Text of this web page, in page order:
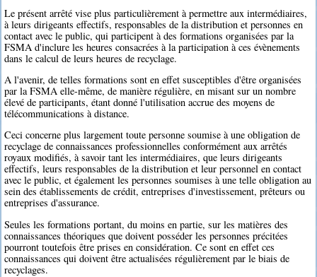
Le présent arrêté vise plus particulièrement à permettre aux intermédiaires,
à leurs dirigeants effectifs, responsables de la distribution et personnes en
contact avec le public, qui participent à des formations organisées par la
FSMA d'inclure les heures consacrées à la participation à ces évènements
dans le calcul de leurs heures de recyclage.
A l'avenir, de telles formations sont en effet susceptibles d'être organisées
par la FSMA elle-même, de manière régulière, en misant sur un nombre
élevé de participants, étant donné l'utilisation accrue des moyens de
télécommunications à distance.
Ceci concerne plus largement toute personne soumise à une obligation de
recyclage de connaissances professionnelles conformément aux arrêtés
royaux modifiés, à savoir tant les intermédiaires, que leurs dirigeants
effectifs, leurs responsables de la distribution et leur personnel en contact
avec le public, et également les personnes soumises à une telle obligation au
sein des établissements de crédit, entreprises d'investissement, prêteurs ou
entreprises d'assurance.
Seules les formations portant, du moins en partie, sur les matières des
connaissances théoriques que doivent posséder les personnes précitées
pourront toutefois être prises en considération. Ce sont en effet ces
connaissances qui doivent être actualisées régulièrement par le biais de
recyclages.